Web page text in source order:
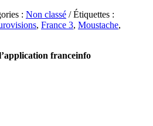
: Non classé / Étiquettes :
, France 3, Moustache,
franceinfo